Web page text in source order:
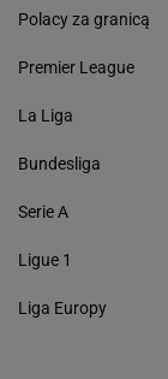
Polacy za granicą
Premier League
La Liga
Bundesliga
Serie A
Ligue 1
Liga Europy